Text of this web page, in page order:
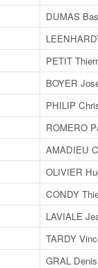
DUMAS
PETIT
BOYER
PHILIP
ROMERO
AMADIEU
OLIVIER
CONDY
LAVIALE
TARDY
GRAL Denis